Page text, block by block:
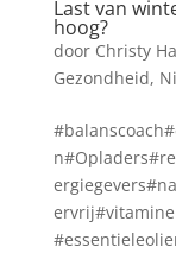
Last van
hoog?
door Christy
Gezondheid,